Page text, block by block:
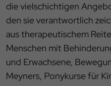
die vielschichtigen
den sie verantwortlich
aus therapeutischem
Menschen mit
und Erwachsene,
Meyners, Ponykurse für